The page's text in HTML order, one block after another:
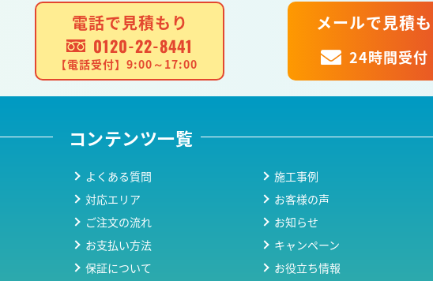
電話で見積もり
0120-22-8441
【電話受付】9:00～17:00
メールで見積
24時間受付
コンテンツ一覧
よくある質問
対応エリア
ご注文の流れ
お支払い方法
保証について
施工事例
お客様の声
お知らせ
キャンペーン
お役立ち情報